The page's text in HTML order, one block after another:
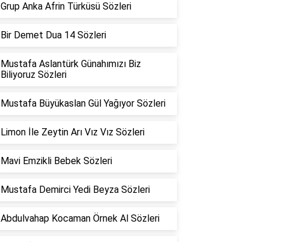
Grup Anka Afrin Türküsü Sözleri
Bir Demet Dua 14 Sözleri
Mustafa Aslantürk Günahımızı Biz
Biliyoruz Sözleri
Mustafa Büyükaslan Gül Yağıyor Sözleri
Limon İle Zeytin Arı Vız Vız Sözleri
Mavi Emzikli Bebek Sözleri
Mustafa Demirci Yedi Beyza Sözleri
Abdulvahap Kocaman Örnek Al Sözleri